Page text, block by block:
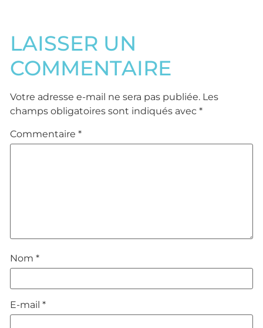
LAISSER UN
COMMENTAIRE
Votre adresse e-mail ne sera pas publiée. Les
champs obligatoires sont indiqués avec *
Commentaire *
Nom *
E-mail *